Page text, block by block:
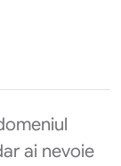
ai nevoie